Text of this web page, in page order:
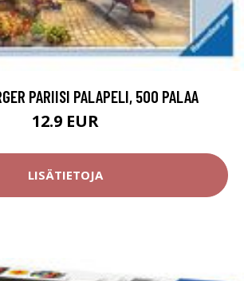
PARIISI PALAPELI, 500 PALAA
12.9 EUR
LISÄTIETOJA